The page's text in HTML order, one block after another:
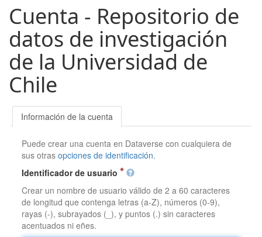
Cuenta - Repositorio de
datos de investigación
de la Universidad de
Chile
Información de la cuenta
Puede crear una cuenta en Dataverse con cualquiera de
sus otrasopciones de identificación.
Identificador de usuario
Crear un nombre de usuario válido de 2 a 60 caracteres
de longitud que contenga letras (a-Z), números (0-9),
rayas (-), subrayados (_), y puntos (.) sin caracteres
acentuados ni eñes.